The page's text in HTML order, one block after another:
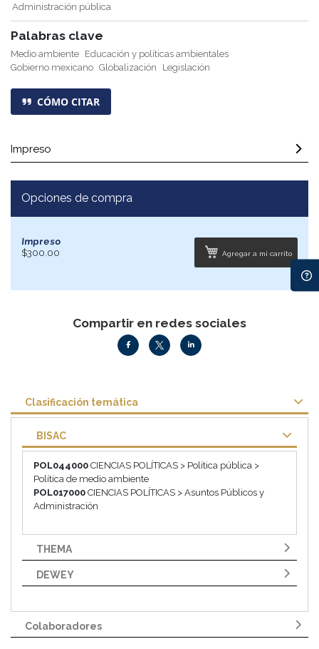
Administración pública
Palabras clave
Medio ambiente Educación y políticas ambientales
Gobierno mexicano Globalización Legislación
CÓMO CITAR
Impreso
Opciones de compra
Impreso
$300.00
Agregar a mi carrito
Compartir en redes sociales
Clasificación temática
BISAC
POL044000 CIENCIAS POLÍTICAS > Política pública >
Política de medio ambiente
POL017000 CIENCIAS POLÍTICAS > Asuntos Públicos y
Administración
THEMA
DEWEY
Colaboradores